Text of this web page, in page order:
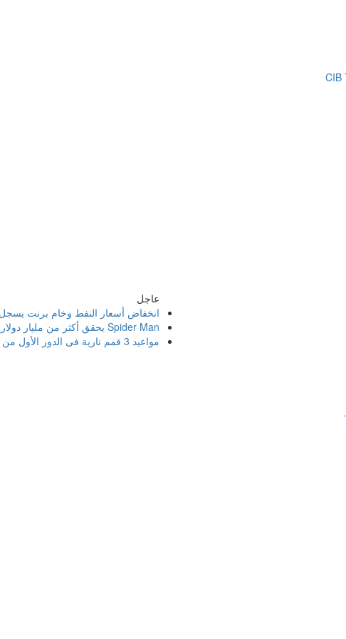
عاجل
انخفاض أسعار النفط وخام برنت يسجل 79.07
Spider Man يحقق أكثر من مليار دولار ويصبح الأعلى
مواعيد 3 قمم نارية فى الدور الأول من الدورى